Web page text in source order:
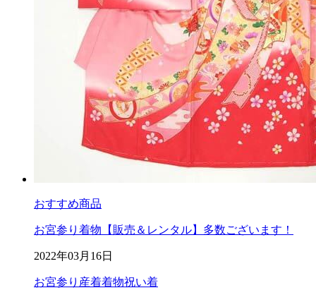
おすすめ商品
お宮参り着物【販売＆レンタル】多数ございます！
2022年03月16日
お宮参り 産着着物祝い着